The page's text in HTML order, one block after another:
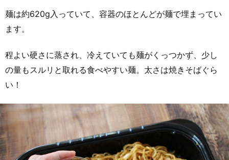
麺は約620g入っていて、容器のほとんどが麺で埋まってい
ます。
程よい硬さに蒸され、冷えていても麺がくっつかず、少し
の量もスルリと取れる食べやすい麺。太さは焼きそばぐら
い！